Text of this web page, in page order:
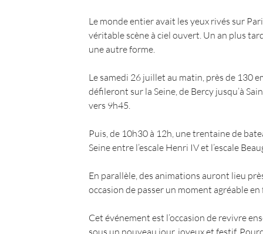
Le monde entier avait les yeux rivés sur
véritable scène à ciel ouvert. Un an plus
une autre forme.
Le samedi 26 juillet au matin, près de 130
défileront sur la Seine, de Bercy jusqu’à
vers 9h45.
Puis, de 10h30 à 12h, une trentaine de
Seine entre l’escale Henri IV et l’escale
En parallèle, des animations auront lieu
occasion de passer un moment agréable
Cet événement est l’occasion de revivre
sous un nouveau jour, joyeux et festif.